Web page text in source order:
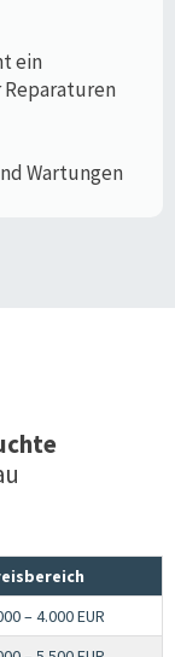
ein
Wartungen
– 4.000 EUR